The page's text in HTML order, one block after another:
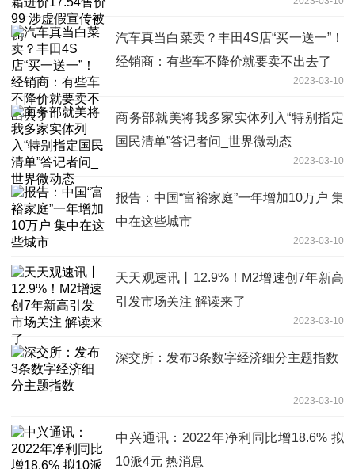
汽车真当白菜卖？丰田4S店“买一送一”！
经销商：有些车不降价就要卖不出去了
2023-03-10
商务部就美将我多家实体列入“特别指定
国民清单”答记者问_世界微动态
2023-03-10
报告：中国“富裕家庭”一年增加10万户 集
中在这些城市
2023-03-10
天天观速讯丨12.9%！M2增速创7年新高
引发市场关注 解读来了
2023-03-10
深交所：发布3条数字经济细分主题指数
2023-03-10
中兴通讯：2022年净利同比增18.6% 拟
10派4元 热消息